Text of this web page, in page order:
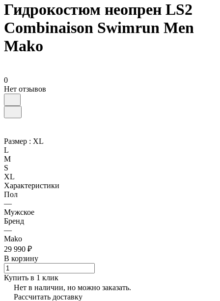
Гидрокостюм неопрен LS2
Combinaison Swimrun Men
Mako
0
Нет отзывов
Размер : XL
L
M
S
XL
Характеристики
Пол
—
Мужское
Бренд
—
Mako
29 990 ₽
В корзину
Купить в 1 клик
Нет в наличии, но можно заказать.
Рассчитать доставку